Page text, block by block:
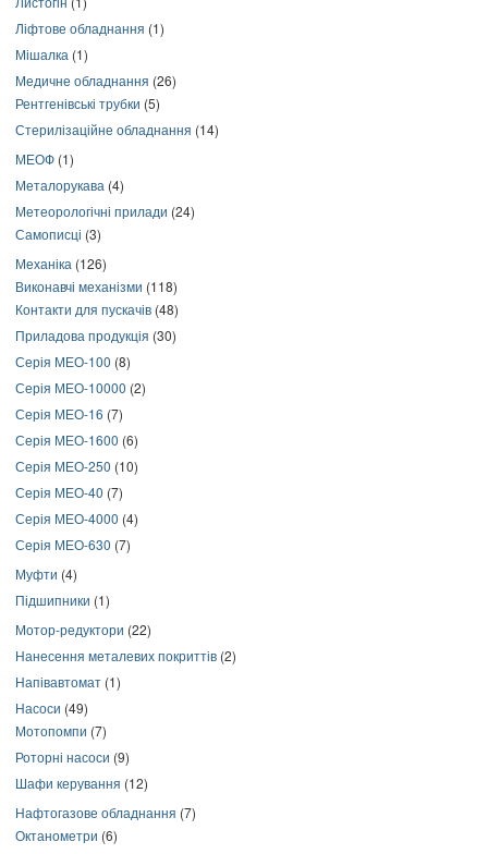
Ліфтове обладнання (1)
Мішалка (1)
Медичне обладнання (26)
Рентгенівські трубки (5)
Стерилізаційне обладнання (14)
МЕОФ (1)
Металорукава (4)
Метеорологічні прилади (24)
Самописці (3)
Механіка (126)
Виконавчі механізми (118)
Контакти для пускачів (48)
Приладова продукція (30)
Серія МЕО-100 (8)
Серія МЕО-10000 (2)
Серія МЕО-16 (7)
Серія МЕО-1600 (6)
Серія МЕО-250 (10)
Серія МЕО-40 (7)
Серія МЕО-4000 (4)
Серія МЕО-630 (7)
Муфти (4)
Підшипники (1)
Мотор-редуктори (22)
Нанесення металевих покриттів (2)
Напівавтомат (1)
Насоси (49)
Мотопомпи (7)
Роторні насоси (9)
Шафи керування (12)
Нафтогазове обладнання (7)
Октанометри (6)